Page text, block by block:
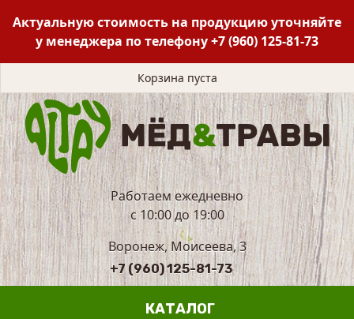
Актуальную стоимость на продукцию уточняйте
у менеджера по телефону+7 (960) 125-81-73
Корзина пуста
Работаем ежедневно
с 10:00 до 19:00
Воронеж, Моисеева, 3
+7 (960) 125-81-73
КАТАЛОГ